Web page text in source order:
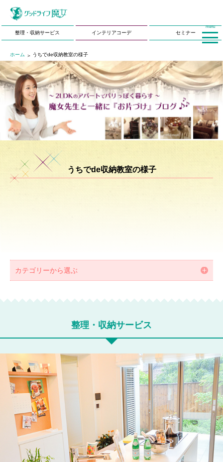
整理・収納サービス インテリアコーデ セミナー
ホーム うちでde収納教室の様子
うちでde収納教室の様子
カテゴリーから選ぶ
整理・収納サービス
menu